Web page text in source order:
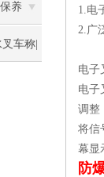
养
车称|
1.电
2.广
电子
电子
调整
将信
幕显
防